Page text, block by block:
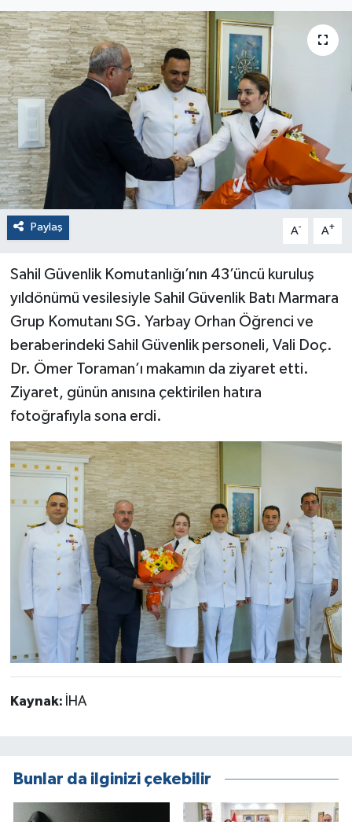
Paylaş A- A+
Sahil Güvenlik Komutanlığı’nın 43’üncü kuruluş
yıldönümü vesilesiyle Sahil Güvenlik Batı Marmara
Grup Komutanı SG. Yarbay Orhan Öğrenci ve
beraberindeki Sahil Güvenlik personeli, Vali Doç.
Dr. Ömer Toraman’ı makamın da ziyaret etti.
Ziyaret, günün anısına çektirilen hatıra
fotoğrafıyla sona erdi.
Kaynak: İHA
Bunlar da ilginizi çekebilir